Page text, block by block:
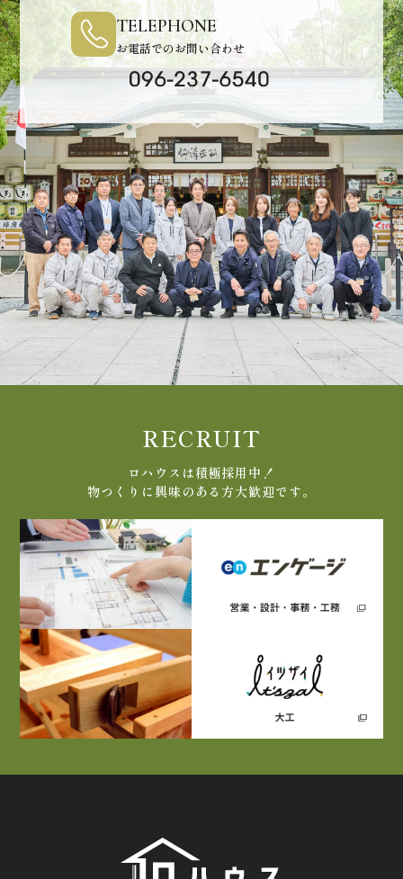
TELEPHONE
お電話でのお問い合わせ
RECRUIT
ロハウスは積極採用中！
物つくりに興味のある方大歓迎です。